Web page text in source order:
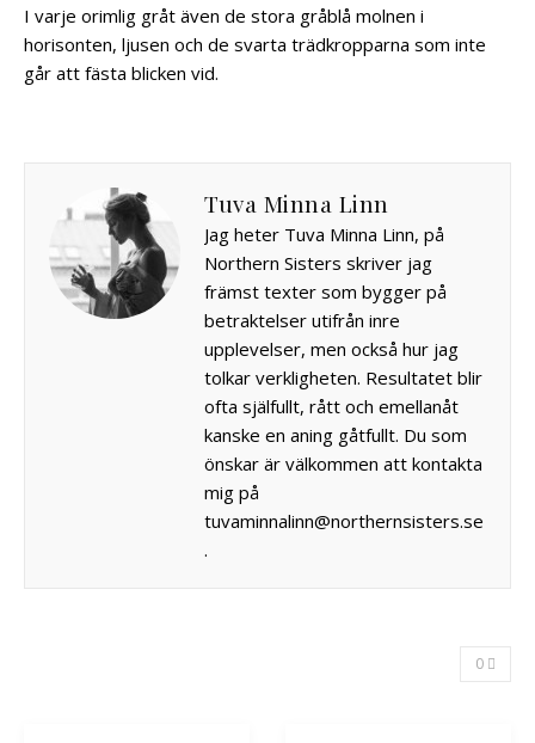
I varje orimlig gråt även de stora gråblå molnen i
horisonten, ljusen och de svarta trädkropparna som inte
går att fästa blicken vid.
Tuva Minna Linn
Jag heter Tuva Minna Linn, på
Northern Sisters skriver jag
främst texter som bygger på
betraktelser utifrån inre
upplevelser, men också hur jag
tolkar verkligheten. Resultatet blir
ofta själfullt, rått och emellanåt
kanske en aning gåtfullt. Du som
önskar är välkommen att kontakta
mig på
tuvaminnalinn@northernsisters.se
.
0